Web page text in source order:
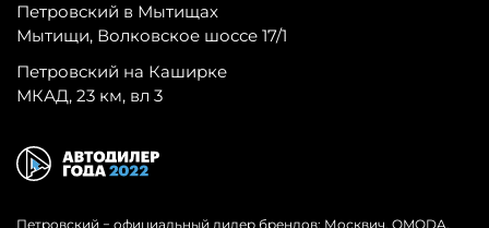
Петровский в Мытищах
Мытищи, Волковское шоссе 17/1
Петровский на Каширке
МКАД, 23 км, вл 3
Петровский − официальный дилер брендов: Москвич, OMODA,